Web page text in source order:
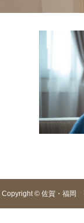
Copyright © 佐賀・福岡